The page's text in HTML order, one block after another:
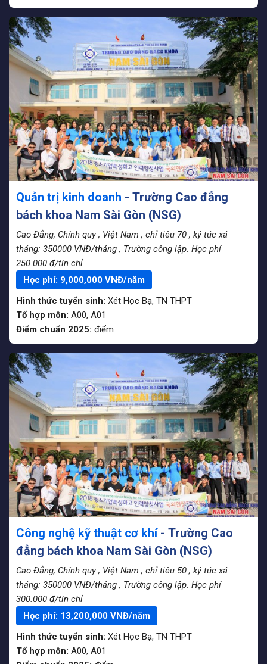
Quản trị kinh doanh - Trường Cao đẳng
bách khoa Nam Sài Gòn (NSG)
Cao Đẳng, Chính quy , Việt Nam , chỉ tiêu 70 , ký túc xá
tháng: 350000 VNĐ/tháng , Trường công lập. Học phí
250.000 đ/tín chỉ
Học phí: 9,000,000 VNĐ/năm
Hình thức tuyển sinh: Xét Học Bạ, TN THPT
Tổ hợp môn: A00, A01
Điểm chuẩn 2025: điểm
Công nghệ kỹ thuật cơ khí - Trường Cao
đẳng bách khoa Nam Sài Gòn (NSG)
Cao Đẳng, Chính quy , Việt Nam , chỉ tiêu 50 , ký túc xá
tháng: 350000 VNĐ/tháng , Trường công lập. Học phí
300.000 đ/tín chỉ
Học phí: 13,200,000 VNĐ/năm
Hình thức tuyển sinh: Xét Học Bạ, TN THPT
Tổ hợp môn: A00, A01